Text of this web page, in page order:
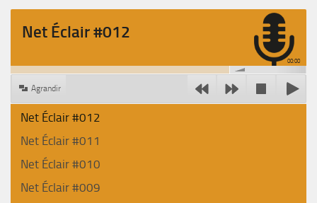
Net Éclair #012
00:00
Agrandir
Net Éclair #012
Net Éclair #011
Net Éclair #010
Net Éclair #009